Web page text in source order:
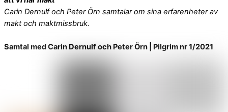
Carin Dernulf och Peter Örn samtalar om sina erfarenheter av
makt och maktmissbruk.
Samtal med Carin Dernulf och Peter Örn | Pilgrim nr 1/2021